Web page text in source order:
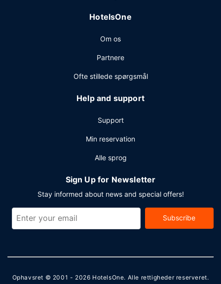
HotelsOne
Om os
Partnere
Ofte stillede spørgsmål
Help and support
Support
Min reservation
Alle sprog
Sign Up for Newsletter
Stay informed about news and special offers!
Subscribe
Ophavsret © 2001 - 2026 HotelsOne. Alle rettigheder reserveret.